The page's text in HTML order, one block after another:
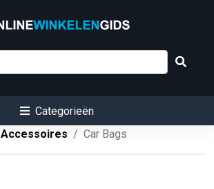
Categorieën
Accessoires Car Bags